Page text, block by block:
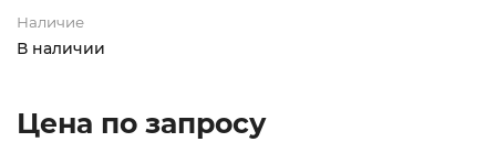
Наличие
В наличии
Цена по запросу